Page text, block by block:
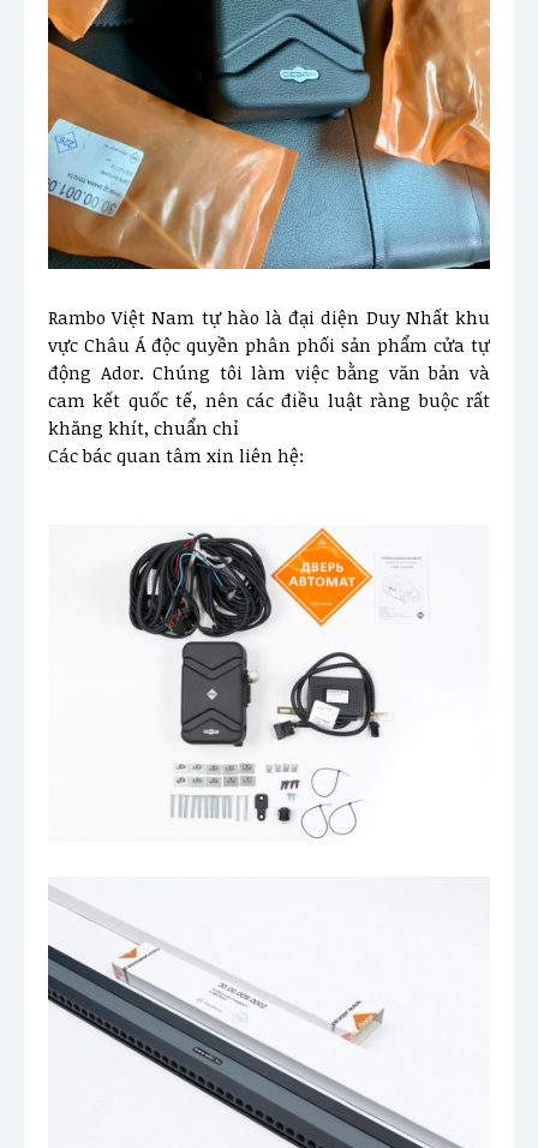
Rambo Việt Nam tự hào là đại diện Duy Nhất khu
vực Châu Á độc quyền phân phối sản phẩm cửa tự
động Ador. Chúng tôi làm việc bằng văn bản và
cam kết quốc tế, nên các điều luật ràng buộc rất
khăng khít, chuẩn chỉ
Các bác quan tâm xin liên hệ: